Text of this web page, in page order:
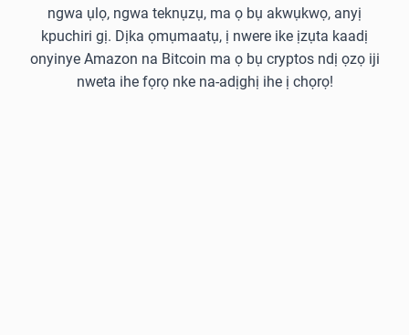
ngwa ụlọ, ngwa teknụzụ, ma ọ bụ akwụkwọ, anyị
kpuchiri gị. Dịka ọmụmaatụ, ị nwere ike ịzụta kaadị
onyinye Amazon na Bitcoin ma ọ bụ cryptos ndị ọzọ iji
nweta ihe fọrọ nke na-adịghị ihe ị chọrọ!